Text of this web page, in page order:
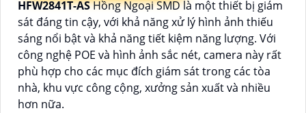
HFW2841T-ASHồng Ngoại SMD là một thiết bị giám
sát đáng tin cậy, với khả năng xử lý hình ảnh thiếu
sáng nổi bật và khả năng tiết kiệm năng lượng. Với
công nghệ POE và hình ảnh sắc nét, camera này rất
phù hợp cho các mục đích giám sát trong các tòa
nhà, khu vực công cộng, xưởng sản xuất và nhiều
hơn nữa.